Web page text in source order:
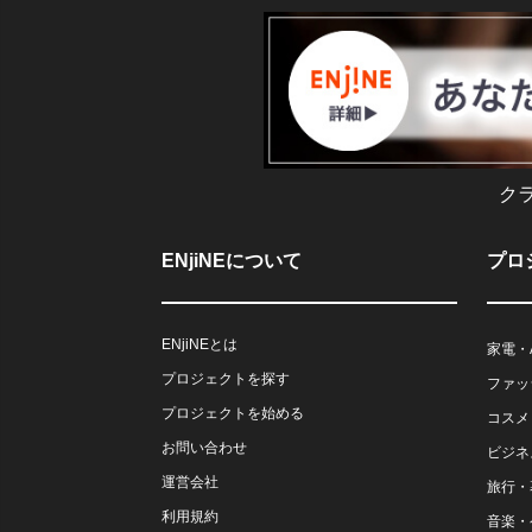
ク
ENjiNEについて
ENjiNEとは
プロジェクトを探す
プロジェクトを始める
お問い合わせ
運営会社
利用規約
プロ
家電
ファ
コス
ビジ
旅行
音楽